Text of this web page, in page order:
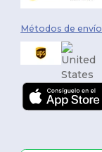
Métodos de envío